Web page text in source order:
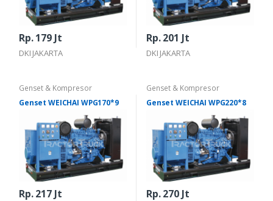
Rp. 179 Jt
DKI JAKARTA
Rp. 201 Jt
DKI JAKARTA
Genset & Kompresor
Genset WEICHAI WPG170*9
Rp. 217 Jt
Genset & Kompresor
Genset WEICHAI WPG220*8
Rp. 270 Jt